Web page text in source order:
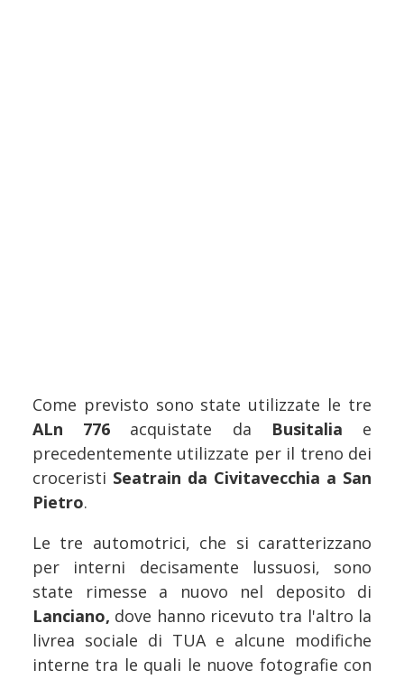
Come previsto sono state utilizzate le tre
ALn 776 acquistate da Busitalia e
precedentemente utilizzate per il treno dei
croceristi Seatrain da Civitavecchia a San
Pietro.
Le tre automotrici, che si caratterizzano
per interni decisamente lussuosi, sono
state rimesse a nuovo nel deposito di
Lanciano, dove hanno ricevuto tra l'altro la
livrea sociale di TUA e alcune modifiche
interne tra le quali le nuove fotografie con